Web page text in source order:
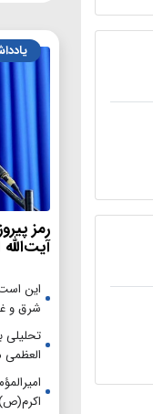
رمز
این
شرق و
تحلیلی
العظمی